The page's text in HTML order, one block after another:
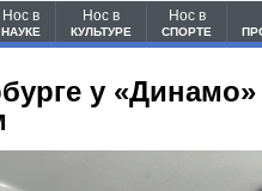
Нос в
НАУКЕ
Нос в
КУЛЬТУРЕ
Нос в
СПОРТЕ
у «Динамо»